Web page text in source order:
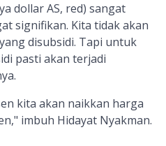
dollar AS, red) sangat
signifikan. Kita tidak akan
disubsidi. Tapi untuk
pasti akan terjadi
kita akan naikkan harga
imbuh Hidayat Nyakman.